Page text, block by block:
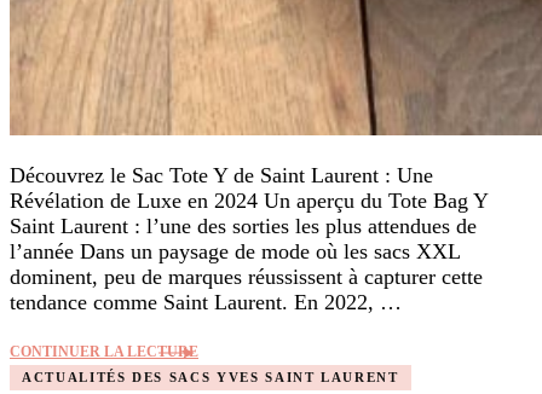
Découvrez le Sac Tote Y de Saint Laurent : Une
Révélation de Luxe en 2024 Un aperçu du Tote Bag Y
Saint Laurent : l’une des sorties les plus attendues de
l’année Dans un paysage de mode où les sacs XXL
dominent, peu de marques réussissent à capturer cette
tendance comme Saint Laurent. En 2022, …
CONTINUER LA LECTURE
ACTUALITÉS DES SACS YVES SAINT LAURENT